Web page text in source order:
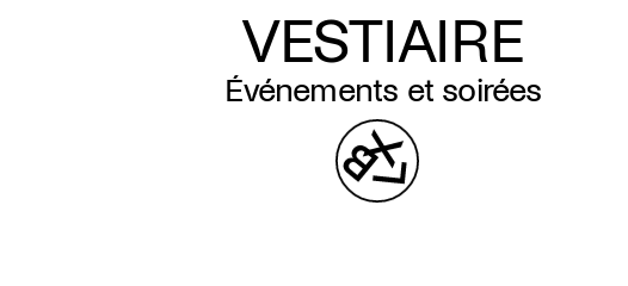
VESTIAIRE
Événements et soirées